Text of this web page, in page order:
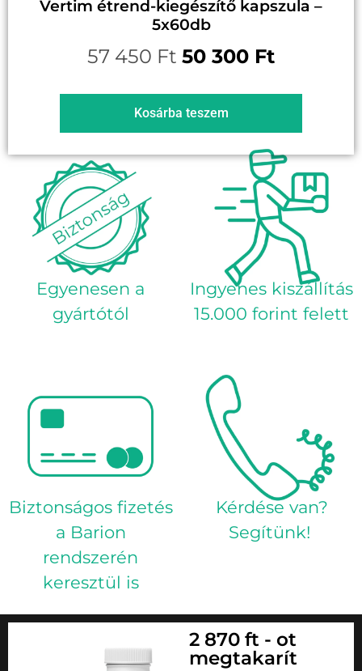
Vertim étrend-kiegészítő kapszula –
5x60db
57 450 Ft 50 300 Ft
Kosárba teszem
Egyenesen a
gyártótól
Ingyenes kiszállítás
15.000 forint felett
Biztonságos fizetés
a Barion
rendszerén
keresztül is
Kérdése van?
Segítünk!
2 870 ft - ot
megtakarít